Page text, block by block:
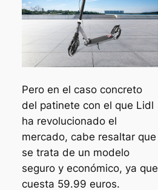
Pero en el caso concreto
del patinete con el que Lidl
ha revolucionado el
mercado, cabe resaltar que
se trata de un modelo
seguro y económico, ya que
cuesta 59.99 euros.